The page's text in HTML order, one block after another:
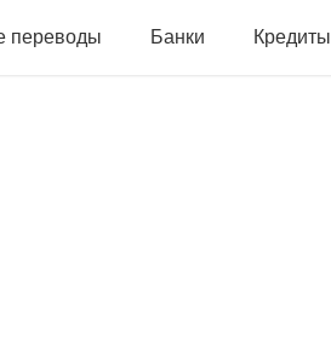
переводы Банки Кредиты